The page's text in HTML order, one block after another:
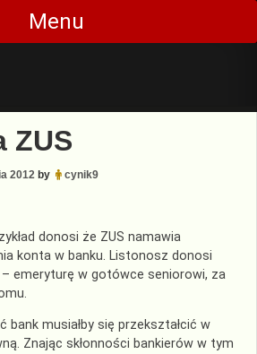
Menu
ZUS
2012 by cynik9
donosi że ZUS namawia
konta w banku. Listonosz donosi
emeryturę w gotówce seniorowi, za
bank musiałby się przekształcić w
Znając skłonności bankierów w tym